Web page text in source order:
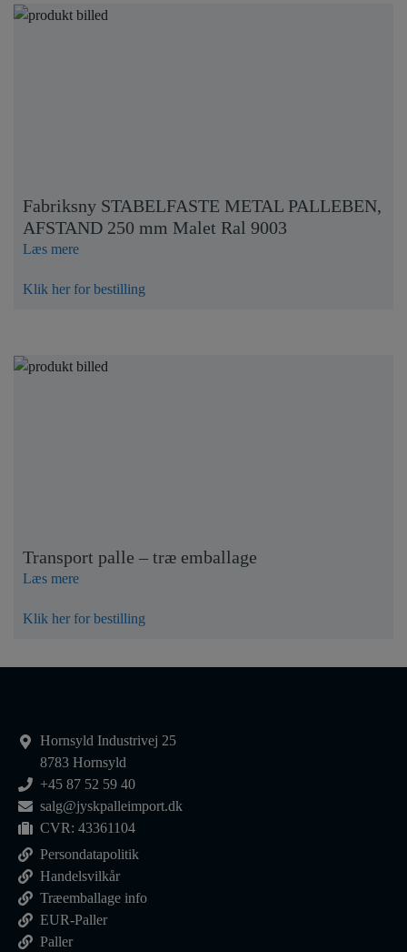
Fabriksny STABELFASTE METAL PALLEBEN,
AFSTAND 250 mm Malet Ral 9003
Læs mere
Klik her for bestilling
Transport palle – træ emballage
Læs mere
Klik her for bestilling
Hornsyld Industrivej 25
8783 Hornsyld
+45 87 52 59 40
salg@jyskpalleimport.dk
CVR: 43361104
Persondatapolitik
Handelsvilkår
Træemballage info
EUR-Paller
Paller